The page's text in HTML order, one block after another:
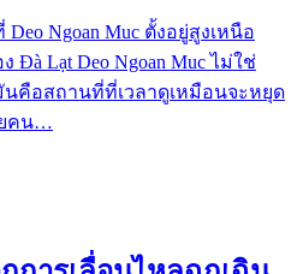
Ngoan Muc ตั้งอยู่สูงเหนือ
Lạt Deo Ngoan Muc ไม่ใช่
คือสถานที่ที่เวลาดูเหมือนจะหยุด
ยคน…